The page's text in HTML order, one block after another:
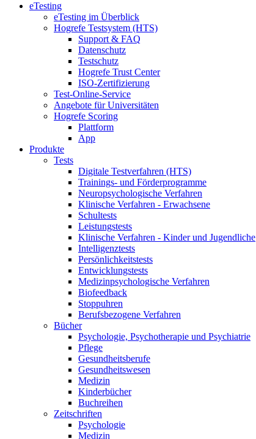
eTesting
eTesting im Überblick
Hogrefe Testsystem (HTS)
Support & FAQ
Datenschutz
Testschutz
Hogrefe Trust Center
ISO-Zertifizierung
Test-Online-Service
Angebote für Universitäten
Hogrefe Scoring
Plattform
App
Produkte
Tests
Digitale Testverfahren (HTS)
Trainings- und Förderprogramme
Neuropsychologische Verfahren
Klinische Verfahren - Erwachsene
Schultests
Leistungstests
Klinische Verfahren - Kinder und Jugendliche
Intelligenztests
Persönlichkeitstests
Entwicklungstests
Medizinpsychologische Verfahren
Biofeedback
Stoppuhren
Berufsbezogene Verfahren
Bücher
Psychologie, Psychotherapie und Psychiatrie
Pflege
Gesundheitsberufe
Gesundheitswesen
Medizin
Kinderbücher
Buchreihen
Zeitschriften
Psychologie
Medizin